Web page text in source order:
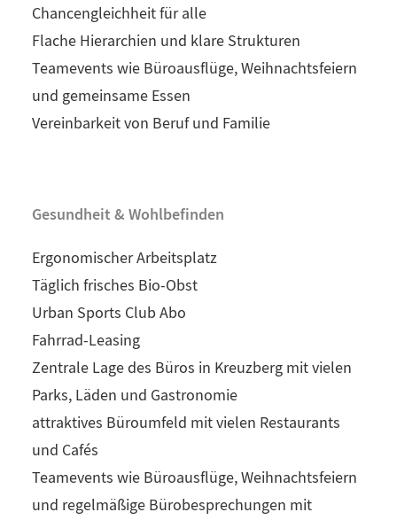
Chancengleichheit für alle
Flache Hierarchien und klare Strukturen
Teamevents wie Büroausflüge, Weihnachtsfeiern
und gemeinsame Essen
Vereinbarkeit von Beruf und Familie
Gesundheit & Wohlbefinden
Ergonomischer Arbeitsplatz
Täglich frisches Bio-Obst
Urban Sports Club Abo
Fahrrad-Leasing
Zentrale Lage des Büros in Kreuzberg mit vielen
Parks, Läden und Gastronomie
attraktives Büroumfeld mit vielen Restaurants
und Cafés
Teamevents wie Büroausflüge, Weihnachtsfeiern
und regelmäßige Bürobesprechungen mit